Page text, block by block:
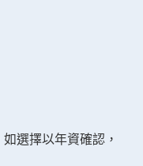
選擇以年資確認，